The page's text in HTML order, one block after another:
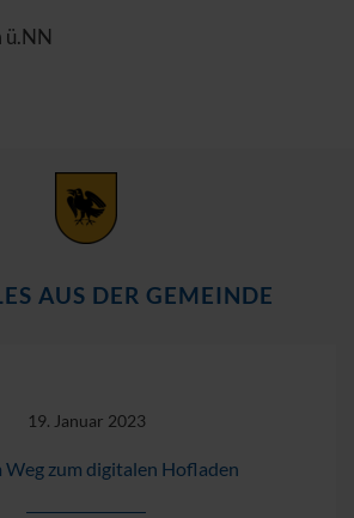
ü.NN
AUS DER GEMEINDE
19. Januar 2023
Weg zum digitalen Hofladen